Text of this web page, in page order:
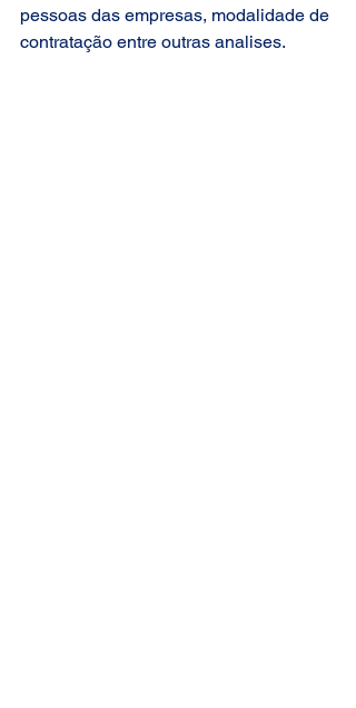
pessoas das empresas, modalidade de
contratação entre outras analises.